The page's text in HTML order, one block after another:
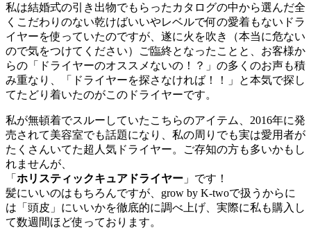
私は結婚式の引き出物でもらったカタログの中から選んだ全
くこだわりのない乾けばいいやレベルで何の愛着もないドラ
イヤーを使っていたのですが、遂に火を吹き（本当に危ない
ので気をつけてください）ご臨終となったことと、お客様か
らの「ドライヤーのオススメないの！？」の多くのお声も積
み重なり、「ドライヤーを探さなければ！！」と本気で探し
てたどり着いたのがこのドライヤーです。
私が無頓着でスルーしていたこちらのアイテム、2016年に発
売されて美容室でも話題になり、私の周りでも実は愛用者が
たくさんいてた超人気ドライヤー。ご存知の方も多いかもし
れませんが、
「 ホリスティックキュアドライヤー 」です！
髪にいいのはもちろんですが、grow by K-twoで扱うからに
は「頭皮」にいいかを徹底的に調べ上げ、実際に私も購入し
て数週間ほど使っております。